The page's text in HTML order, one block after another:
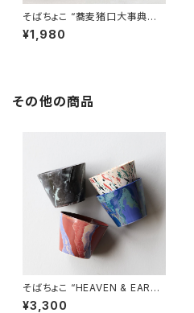
そばちょこ “蕎麦猪口大事典
色絵 ユニコーン” 波佐見焼
¥1,980
その他の商品
そばちょこ “HEAVEN & EART
H” 波佐見焼
¥3,300